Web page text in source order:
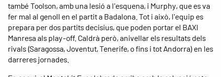
també Toolson, amb una lesió a l'esquena, i Murphy, que es va
fer mal al genoll en el partit a Badalona. Tot i això, l'equip es
prepara per dos partits decisius, que poden portar el BAXI
Manresa als play-off. Caldrà però, anivellar els resultats dels
rivals (Saragossa, Joventut, Tenerife, o fins i tot Andorra) en les
darreres jornades.